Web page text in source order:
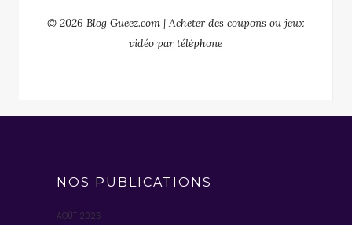
© 2026 Blog Gueez.com | Acheter des coupons ou jeux
vidéo par téléphone
NOS PUBLICATIONS
AOÛT 2026